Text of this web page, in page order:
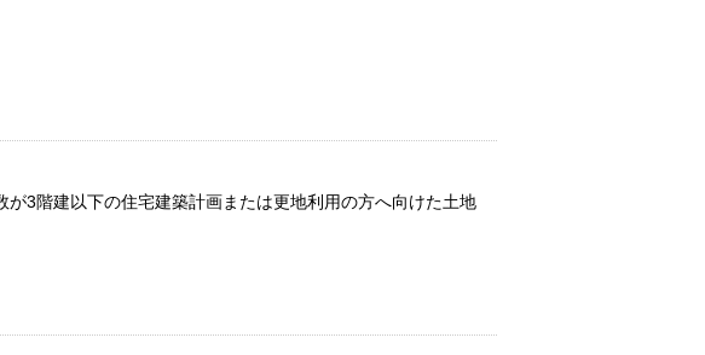
3階建以下の住宅建築計画または更地利用の方へ向けた土地